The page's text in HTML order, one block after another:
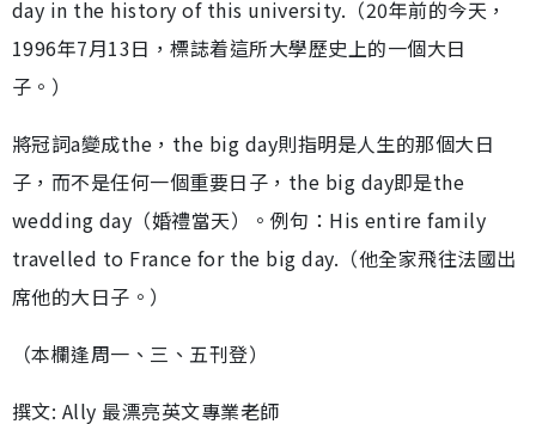
day in the history of this university.（20年前的今天，
1996年7月13日，標誌着這所大學歷史上的一個大日
子。）
將冠詞a變成the，the big day則指明是人生的那個大日
子，而不是任何一個重要日子，the big day即是the
wedding day（婚禮當天）。例句：His entire family
travelled to France for the big day.（他全家飛往法國出
席他的大日子。）
（本欄逢周一、三、五刊登）
撰文: Ally 最漂亮英文專業老師